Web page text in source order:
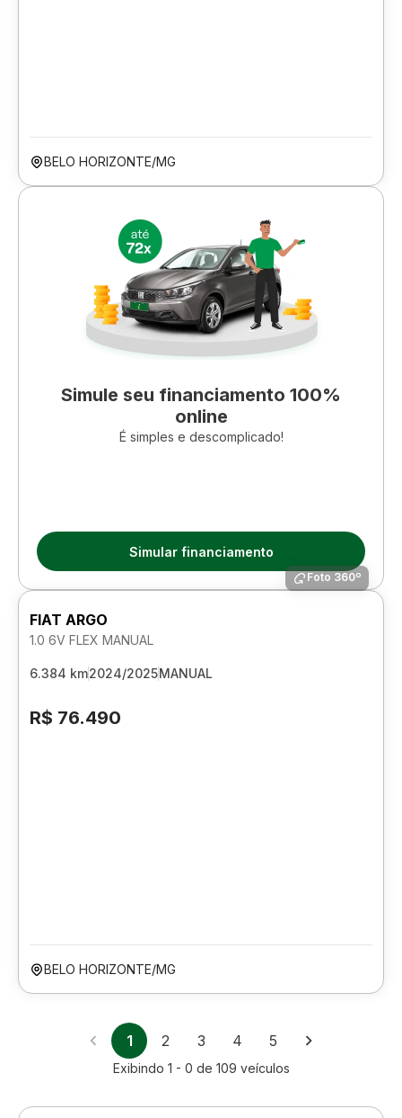
BELO HORIZONTE/MG
Simule seu financiamento 100%
online
É simples e descomplicado!
Simular financiamento
Foto 360º
FIAT ARGO
1.0 6V FLEX MANUAL
6.384 km2024/2025MANUAL
R$ 76.490
BELO HORIZONTE/MG
1 2 3 4 5
Exibindo 1 - 0 de 109 veículos